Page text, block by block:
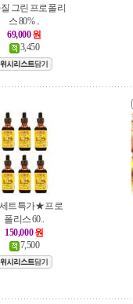
그린 프로폴리
스 80% ..
69,000원
3,450
트특가★ 프로
폴리스 60..
150,000 원
7,500